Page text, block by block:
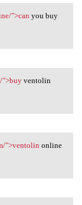
">can you buy
">buyventolin
">ventolin online